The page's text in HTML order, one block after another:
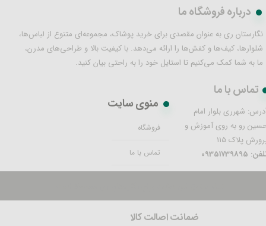
ضمانت اصالت کالا
درباره فروشگاه ما
نگارستان ری به عنوان مقصدی برای خرید پوشاک، مجموعه‌ای متنوع از لباس‌ها،
شلوارها، کیف‌ها و کفش‌ها را ارائه می‌دهد. با کیفیت بالا و طراحی‌های مدرن،
ما به شما کمک می‌کنیم تا استایل خود را به راحتی بیان کنید.
تماس با ما
شهرری بلوار امام
رو به روی آموزش و
پلاک 115
09351739895
منوی سایت
فروشگاه
تماس با ما